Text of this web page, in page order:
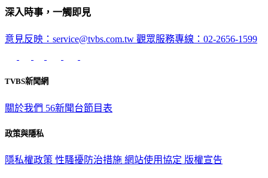
深入時事，一觸即見
意見反映：service@tvbs.com.tw 觀眾服務專線：02-2656-1599
TVBS新聞網
關於我們 56新聞台節目表
政策與隱私
隱私權政策 性騷擾防治措施 網站使用協定 版權宣告